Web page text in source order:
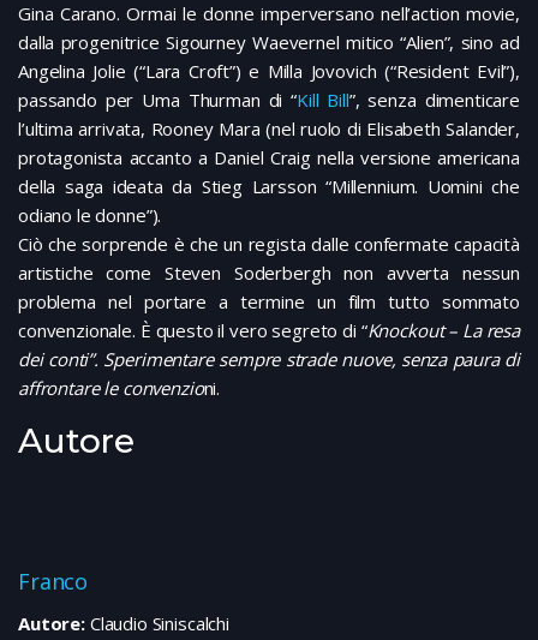
Gina Carano. Ormai le donne imperversano nell’action movie,
dalla progenitrice Sigourney Waevernel mitico “Alien”, sino ad
Angelina Jolie (“Lara Croft”) e Milla Jovovich (“Resident Evil”),
passando per Uma Thurman di “Kill Bill”, senza dimenticare
l’ultima arrivata, Rooney Mara (nel ruolo di Elisabeth Salander,
protagonista accanto a Daniel Craig nella versione americana
della saga ideata da Stieg Larsson “Millennium. Uomini che
odiano le donne”).
Ciò che sorprende è che un regista dalle confermate capacità
artistiche come Steven Soderbergh non avverta nessun
problema nel portare a termine un film tutto sommato
convenzionale. È questo il vero segreto di “Knockout – La resa
dei conti”. Sperimentare sempre strade nuove, senza paura di
affrontare le convenzioni.
Autore
Franco
Autore:Claudio Siniscalchi